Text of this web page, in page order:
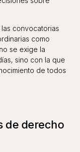
convocatorias
como
se exige la
sino con la que
de todos
de derecho